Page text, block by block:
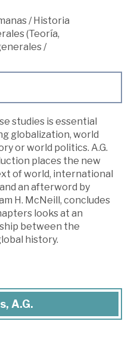
/Historia
(Teoría,
/
studies is essential
globalization, world
or world politics. A.G.
places the new
of world, international
an afterword by
H. McNeill, concludes
looks at an
between the
history.
A.G.